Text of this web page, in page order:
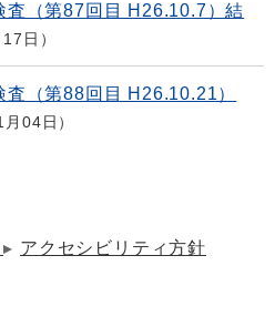
査（第87回目 H26.10.7）結
日
（第88回目 H26.10.21）
月04日
アクセシビリティ方針